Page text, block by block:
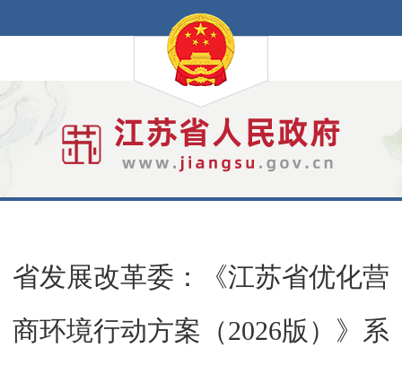
省发展改革委：《江苏省优化营
商环境行动方案（2026版）》系